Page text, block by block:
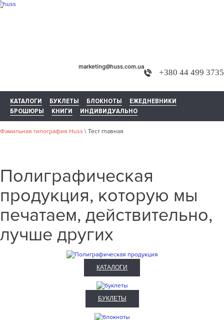
+380 44 499 3735
marketing@huss.com.ua
КАТАЛОГИ БУКЛЕТЫ БЛОКНОТЫ
ЕЖЕДНЕВНИКИ
БРОШЮРЫ
КНИГИ ИНДИВИДУАЛЬНО
Фамильная типография Huss \ Тест главная
Полиграфическая
продукция, которую мы
печатаем, действительно,
лучше других
КАТАЛОГИ
БУКЛЕТЫ